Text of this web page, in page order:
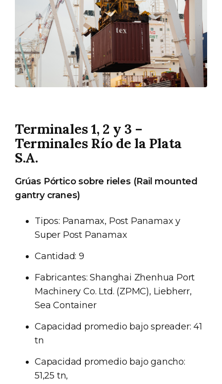
Terminales 1, 2 y 3 –
Terminales Río de la Plata
S.A.
Grúas Pórtico sobre rieles (Rail mounted
gantry cranes)
Tipos: Panamax, Post Panamax y
Super Post Panamax
Cantidad: 9
Fabricantes: Shanghai Zhenhua Port
Machinery Co. Ltd. (ZPMC), Liebherr,
Sea Container
Capacidad promedio bajo spreader: 41
tn
Capacidad promedio bajo gancho:
51,25 tn,